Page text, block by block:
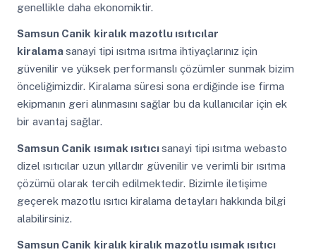
genellikle daha ekonomiktir.
Samsun Canik kiralık mazotlu ısıtıcılar
kiralamasanayi tipi ısıtma ısıtma ihtiyaçlarınız için
güvenilir ve yüksek performanslı çözümler sunmak bizim
önceliğimizdir. Kiralama süresi sona erdiğinde ise firma
ekipmanın geri alınmasını sağlar bu da kullanıcılar için ek
bir avantaj sağlar.
Samsun Canik ısımak ısıtıcısanayi tipi ısıtma webasto
dizel ısıtıcılar uzun yıllardır güvenilir ve verimli bir ısıtma
çözümü olarak tercih edilmektedir. Bizimle iletişime
geçerek mazotlu ısıtıcı kiralama detayları hakkında bilgi
alabilirsiniz.
Samsun Canik kiralık kiralık mazotlu ısımak ısıtıcı